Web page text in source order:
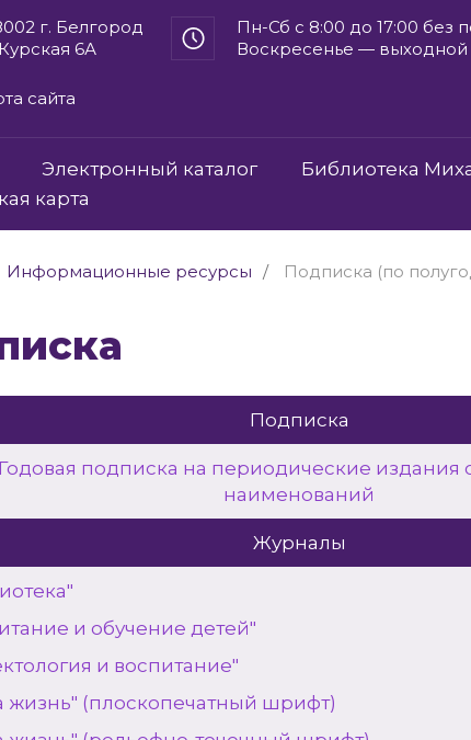
г. Белгород
6А
Пн-Сб с 8:00 до 17:00 без
Воскресенье — выходной
сайта
Электронный каталог
Библиотека
карта
Информационные ресурсы Подписка (по
Подписка
Годовая подписка на периодические издания
наименований
Журналы
и обучение детей"
и воспитание"
жизнь" (плоскопечатный шрифт)